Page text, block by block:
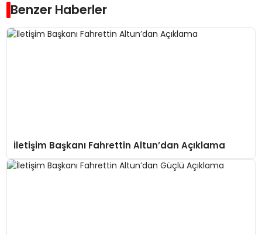
Benzer Haberler
İletişim Başkanı Fahrettin Altun’dan Açıklama